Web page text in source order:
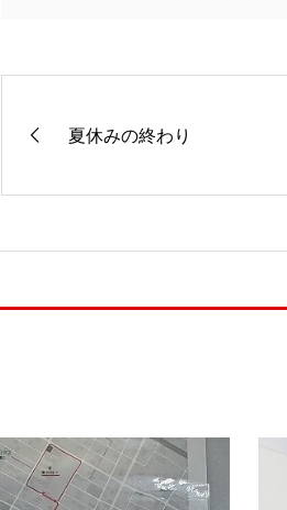
夏休みの終わり